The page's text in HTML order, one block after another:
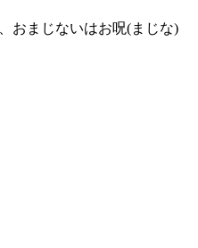
おまじないはお呪(まじな)